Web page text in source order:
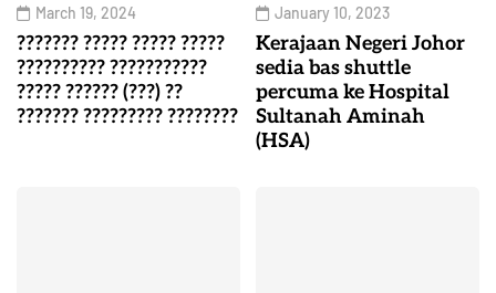
March 19, 2024
??????? ????? ????? ?????
?????????? ???????????
????? ?????? (???) ??
??????? ????????? ????????
January 10, 2023
Kerajaan Negeri Johor
sedia bas shuttle
percuma ke Hospital
Sultanah Aminah
(HSA)